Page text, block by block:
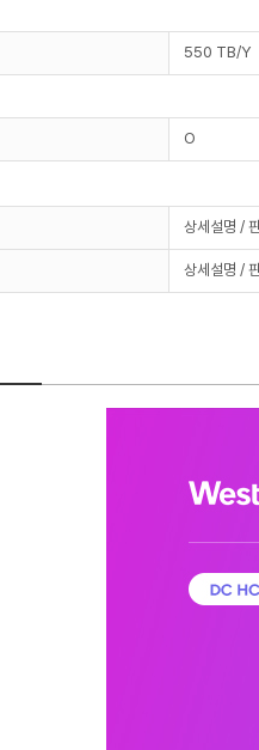
550 TB/Y
O
상세설명 /
상세설명 /